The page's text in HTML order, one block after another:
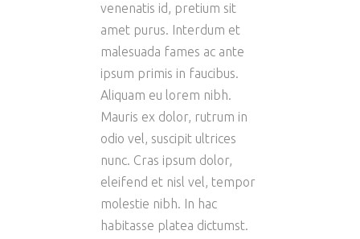
venenatis id, pretium sit
amet purus. Interdum et
malesuada fames ac ante
ipsum primis in faucibus.
Aliquam eu lorem nibh.
Mauris ex dolor, rutrum in
odio vel, suscipit ultrices
nunc. Cras ipsum dolor,
eleifend et nisl vel, tempor
molestie nibh. In hac
habitasse platea dictumst.